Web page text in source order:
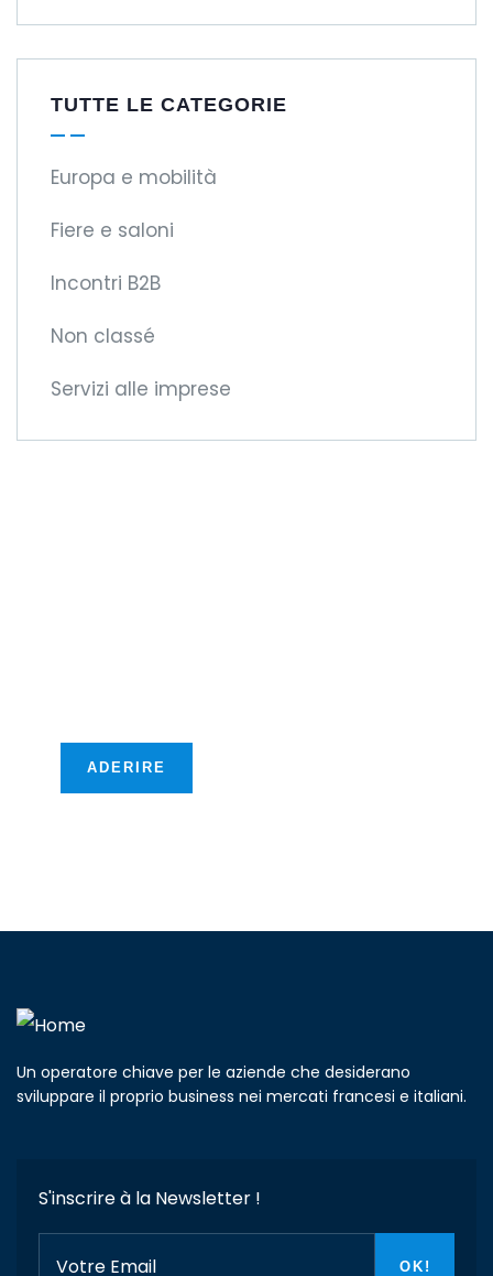
TUTTE LE CATEGORIE
Europa e mobilità
Fiere e saloni
Incontri B2B
Non classé
Servizi alle imprese
ADERIRE
Un operatore chiave per le aziende che desiderano
sviluppare il proprio business nei mercati francesi e italiani.
S'inscrire à la Newsletter !